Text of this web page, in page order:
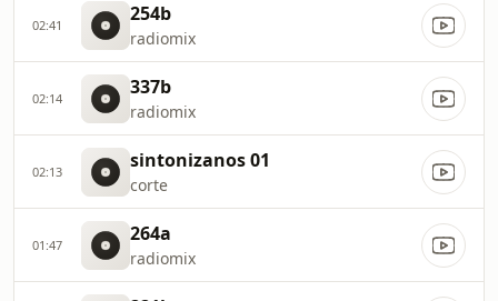
02:41 254b
radiomix
02:14 337b
radiomix
02:13 sintonizanos 01
corte
01:47 264a
radiomix